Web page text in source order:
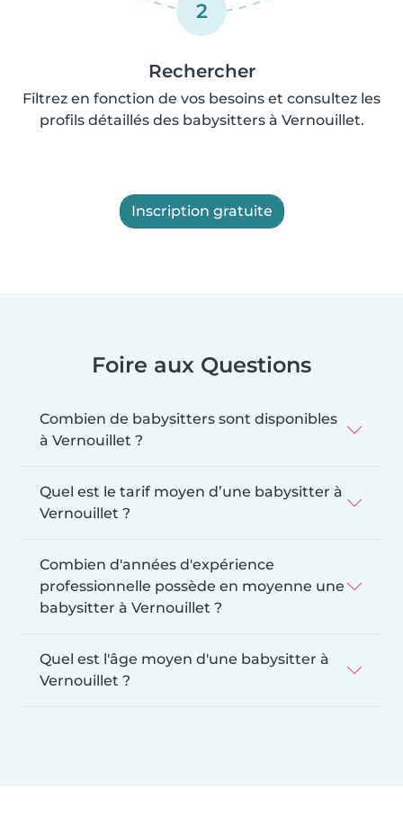
2
Rechercher
Filtrez en fonction de vos besoins et consultez les
profils détaillés des babysitters à Vernouillet.
Inscription gratuite
Foire aux Questions
Combien de babysitters sont disponibles
à Vernouillet ?
Quel est le tarif moyen d’une babysitter à
Vernouillet ?
Combien d'années d'expérience
professionnelle possède en moyenne une
babysitter à Vernouillet ?
Quel est l'âge moyen d'une babysitter à
Vernouillet ?